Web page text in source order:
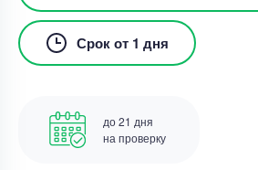
Срок от 1 дня
до 21 дня
на проверку